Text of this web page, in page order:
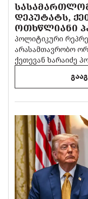
ᲓᲔᲞᲣᲢᲐᲢᲡ,
ᲝᲗᲮᲬᲚᲘᲐᲜᲘ
პოლიტიკური
არასამთავრობო
ქეთევან ხარაიძე